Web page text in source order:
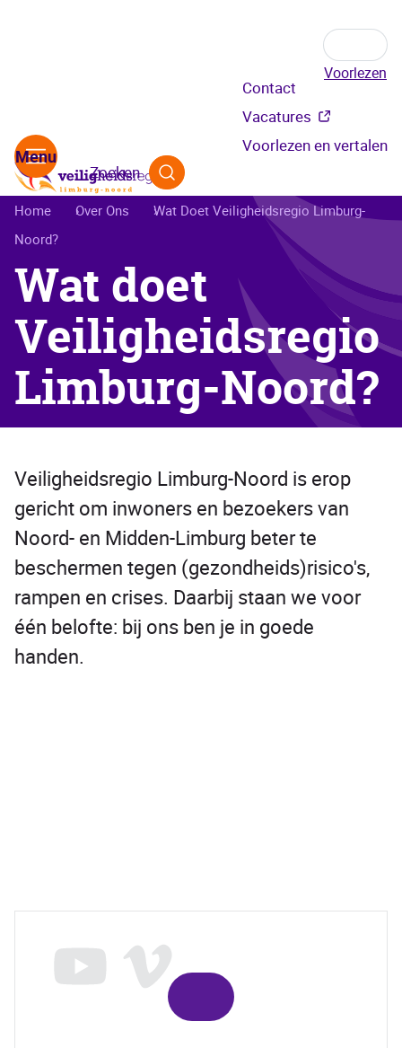
Voorlezen
Secundair
menu
Contact
Vacatures
Voorlezen en vertalen
Zoeken
Kruimelpad
Home Over Ons
Wat Doet Veiligheidsregio Limburg-
Noord?
Wat doet
Veiligheidsregio
Limburg-Noord?
Veiligheidsregio Limburg-Noord is erop
gericht om inwoners en bezoekers van
Noord- en Midden-Limburg beter te
beschermen tegen (gezondheids)risico's,
rampen en crises. Daarbij staan we voor
één belofte: bij ons ben je in goede
handen.